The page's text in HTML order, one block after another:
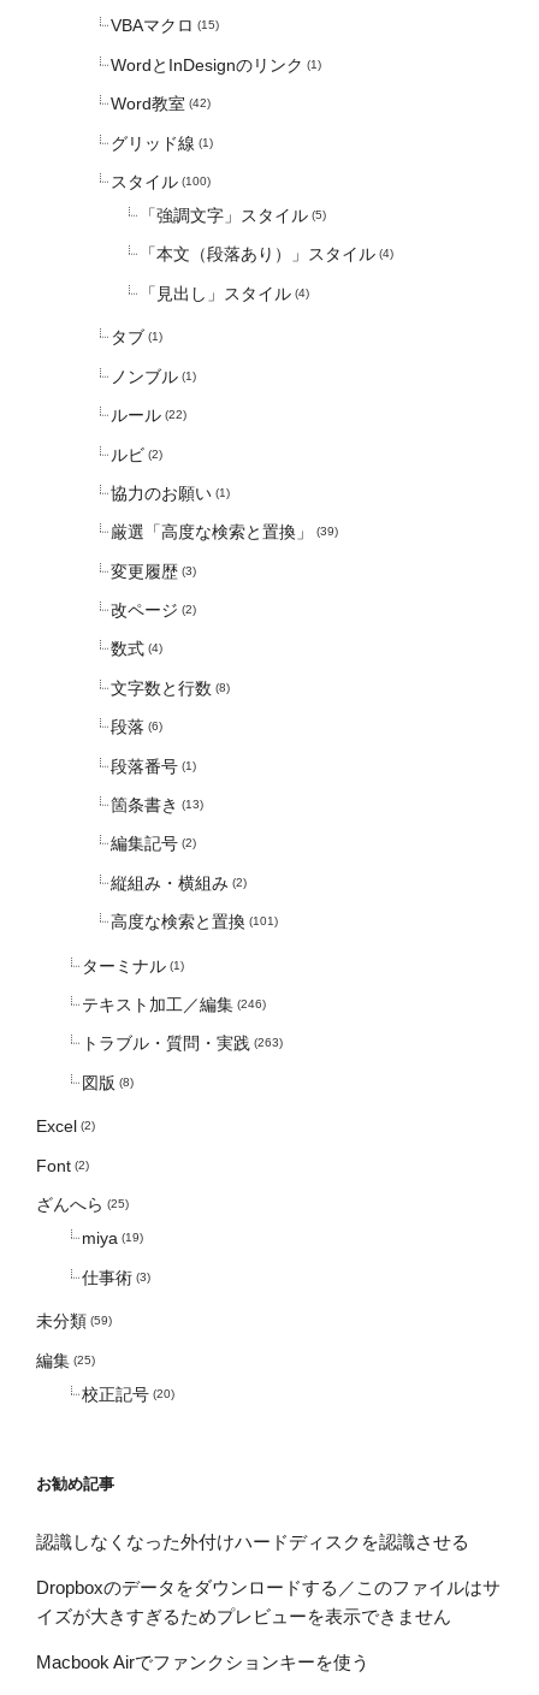
VBAマクロ (15)
WordとInDesignのリンク (1)
Word教室 (42)
グリッド線 (1)
スタイル (100)
「強調文字」スタイル (5)
「本文（段落あり）」スタイル (4)
「見出し」スタイル (4)
タブ (1)
ノンブル (1)
ルール (22)
ルビ (2)
協力のお願い (1)
厳選「高度な検索と置換」 (39)
変更履歴 (3)
改ページ (2)
数式 (4)
文字数と行数 (8)
段落 (6)
段落番号 (1)
箇条書き (13)
編集記号 (2)
縦組み・横組み (2)
高度な検索と置換 (101)
ターミナル (1)
テキスト加工／編集 (246)
トラブル・質問・実践 (263)
図版 (8)
Excel (2)
Font (2)
ざんへら (25)
miya (19)
仕事術 (3)
未分類 (59)
編集 (25)
校正記号 (20)
お勧め記事
認識しなくなった外付けハードディスクを認識させる
Dropboxのデータをダウンロードする／このファイルはサ
イズが大きすぎるためプレビューを表示できません
Macbook Airでファンクションキーを使う